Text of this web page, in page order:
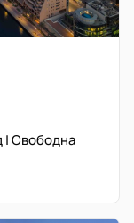
| Свободна